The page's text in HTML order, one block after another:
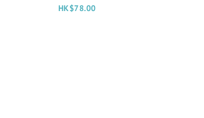
HK$78.00